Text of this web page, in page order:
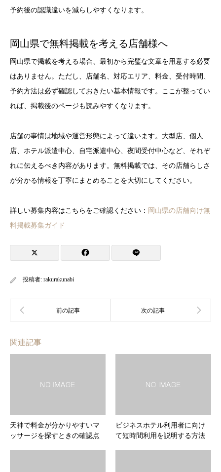
予約後の認識違いを減らしやすくなります。
岡山県で無料掲載を考える店舗様へ
岡山県で掲載を考える場合、最初から完璧な文章を用意する必要
はありません。ただし、店舗名、対応エリア、料金、受付時間、
予約方法は必ず確認しておきたい基本情報です。ここが整ってい
れば、掲載後のページも読みやすくなります。
店舗の事情は地域や運営形態によって違います。大型店、個人
店、ホテル派遣中心、自宅派遣中心、夜間受付中心など、それぞ
れに伝えるべき内容があります。無料掲載では、その店舗らしさ
が分かる情報を丁寧にまとめることを大切にしてください。
詳しい募集内容はこちらをご確認ください： 岡山県の店舗向け無
料掲載募集ガイド
投稿者: rakurakunabi
関連記事
天神で料金が分かりやすいマ
ッサージを探すときの確認点
ビジネスホテル利用者に向け
て短時間利用を説明する方法